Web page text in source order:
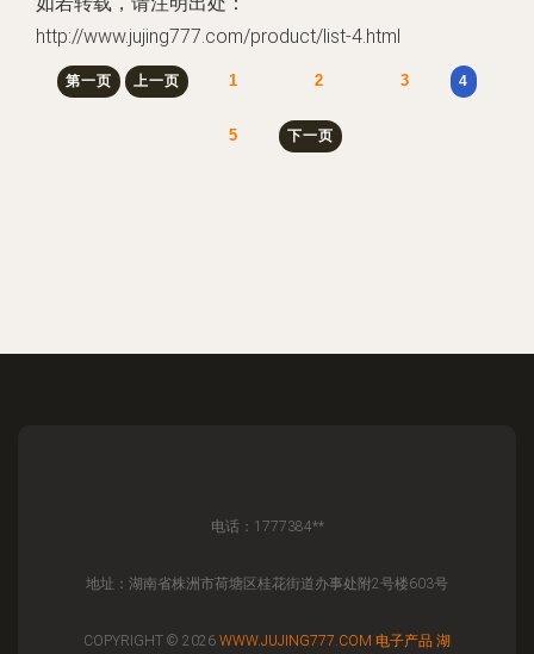
http://www.jujing777.com/product/list-4.html
第一页 上一页 1 2 3 4
5 下一页
电话：1777384**
地址：湖南省株洲市荷塘区桂花街道办事处附2号楼603号
COPYRIGHT © 2026 WWW.JUJING777.COM 电子产品 湖